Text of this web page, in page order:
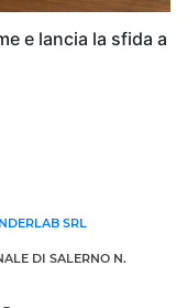
e lancia la sfida a
SRL
DI SALERNO N.